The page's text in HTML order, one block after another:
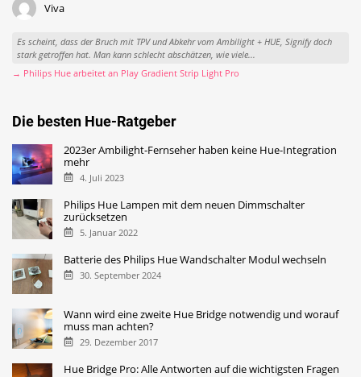
Viva
Es scheint, dass der Bruch mit TPV und Abkehr vom Ambilight + HUE, Signify doch
stark getroffen hat. Man kann schlecht abschätzen, wie viele...
→ Philips Hue arbeitet an Play Gradient Strip Light Pro
Die besten Hue-Ratgeber
2023er Ambilight-Fernseher haben keine Hue-Integration
mehr
4. Juli 2023
Philips Hue Lampen mit dem neuen Dimmschalter
zurücksetzen
5. Januar 2022
Batterie des Philips Hue Wandschalter Modul wechseln
30. September 2024
Wann wird eine zweite Hue Bridge notwendig und worauf
muss man achten?
29. Dezember 2017
Hue Bridge Pro: Alle Antworten auf die wichtigsten Fragen